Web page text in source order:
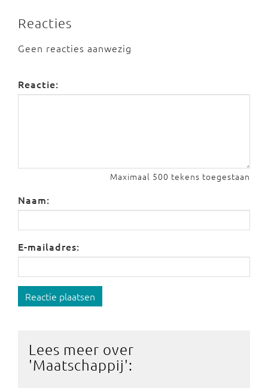
Reacties
Geen reacties aanwezig
Reactie:
Maximaal 500 tekens toegestaan
Naam:
E-mailadres:
Reactie plaatsen
Lees meer over
'Maatschappij':